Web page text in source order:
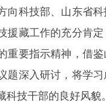
科技部、山东省科
援藏工作的充分肯
重要指示精神，借
题深入研讨，将学
技干部的良好风貌。